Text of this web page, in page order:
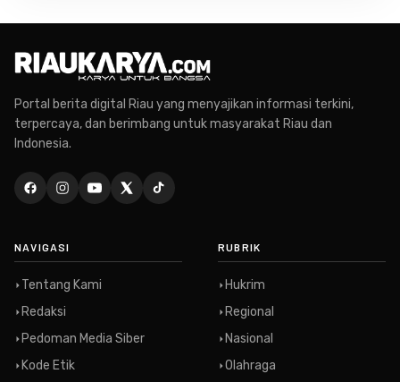
Portal berita digital Riau yang menyajikan informasi terkini,
terpercaya, dan berimbang untuk masyarakat Riau dan
Indonesia.
NAVIGASI
Tentang Kami
Redaksi
Pedoman Media Siber
Kode Etik
RUBRIK
Hukrim
Regional
Nasional
Olahraga